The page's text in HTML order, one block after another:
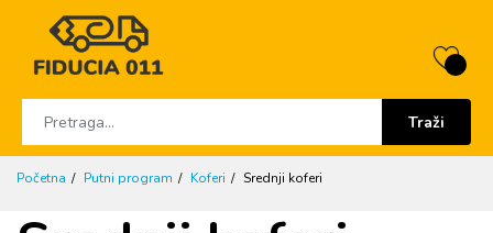
Traži
Početna Putni program Koferi Srednji koferi